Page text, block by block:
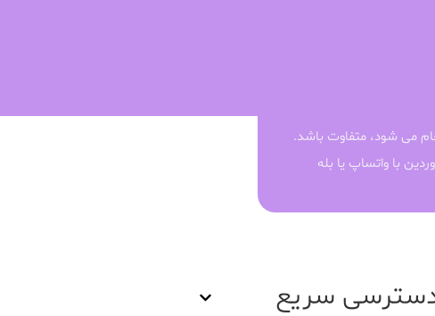
می شود، متفاوت باشد.
با واتساپ یا بله
سریع